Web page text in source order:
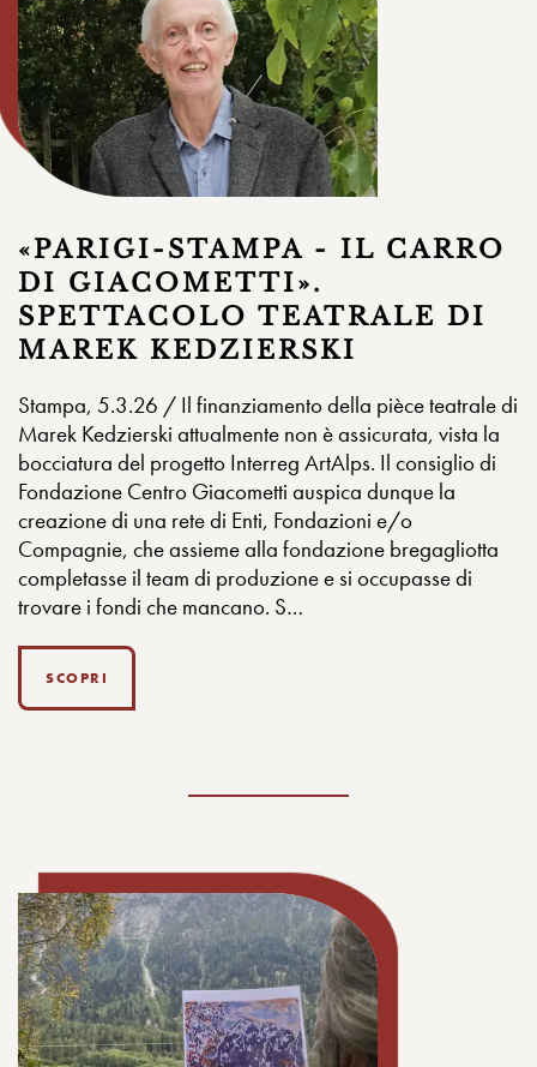
«PARIGI-STAMPA - IL CARRO
DI GIACOMETTI».
SPETTACOLO TEATRALE DI
MAREK KEDZIERSKI
Stampa, 5.3.26 / Il finanziamento della pièce teatrale di
Marek Kedzierski attualmente non è assicurata, vista la
bocciatura del progetto Interreg ArtAlps. Il consiglio di
Fondazione Centro Giacometti auspica dunque la
creazione di una rete di Enti, Fondazioni e/o
Compagnie, che assieme alla fondazione bregagliotta
completasse il team di produzione e si occupasse di
trovare i fondi che mancano. S…
SCOPRI